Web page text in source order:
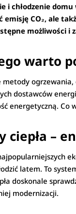
i chłodzenie
emisję CO₂, ale
możliwości i
warto
metody
dostawców
energetyczną. Co
ciepła –
latem. To
doskonale
modernizacji.